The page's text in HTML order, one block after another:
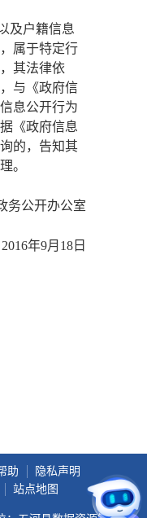
及户籍信息
属于特定行
其法律依
与《政府信
息公开行为
《政府信息
的，告知其
。
务公开办公室
2016年9月18日
助
隐私声明
站点地图